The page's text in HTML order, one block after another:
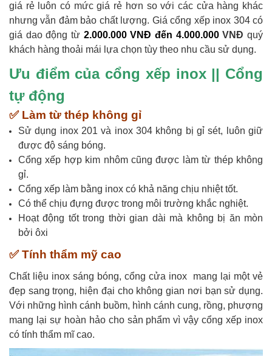
giá rẻ luôn có mức giá rẻ hơn so với các cửa hàng khác
nhưng vẫn đảm bảo chất lượng. Giá cổng xếp inox 304 có
giá dao động từ 2.000.000 VNĐ đến 4.000.000VNĐ quý
khách hàng thoải mái lựa chọn tùy theo nhu cầu sử dụng.
Ưu điểm của cổng xếp inox || Cổng
tự động
✅ Làm từ thép không gỉ
Sử dụng inox 201 và inox 304 không bị gỉ sét, luôn giữ
được độ sáng bóng.
Cổng xếp hợp kim nhôm cũng được làm từ thép không
gỉ.
Cổng xếp làm bằng inox có khả năng chịu nhiệt tốt.
Có thể chịu đựng được trong môi trường khắc nghiệt.
Hoạt động tốt trong thời gian dài mà không bị ăn mòn
bởi ôxi
✅ Tính thẩm mỹ cao
Chất liệu inox sáng bóng, cổng cửa inox mang lại một vẻ
đẹp sang trọng, hiện đại cho không gian nơi bạn sử dụng.
Với những hình cánh buồm, hình cánh cung, rồng, phượng
mang lại sự hoàn hảo cho sản phẩm vì vậy cổng xếp inox
có tính thẩm mĩ cao.